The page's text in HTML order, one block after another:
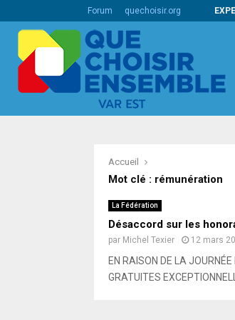
Forum quechoisir.org
barres internationaux
Accueil
Mot clé : rémunération
La Fédération
Désaccord sur les
par Michel Texier 12 mars
EN RAISON DE LA
GRATUITES